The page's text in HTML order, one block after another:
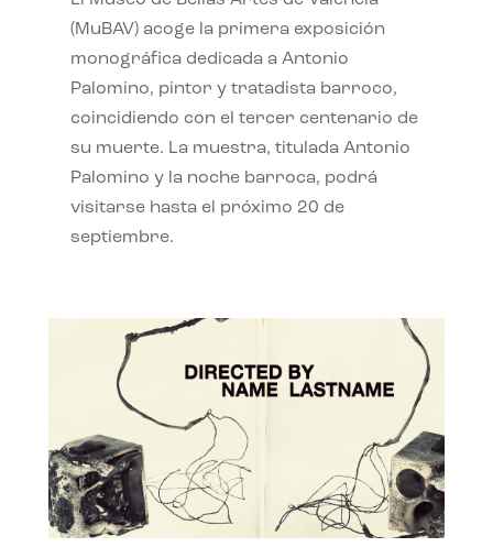
(MuBAV) acoge la primera exposición
monográfica dedicada a Antonio
Palomino, pintor y tratadista barroco,
coincidiendo con el tercer centenario de
su muerte. La muestra, titulada Antonio
Palomino y la noche barroca, podrá
visitarse hasta el próximo 20 de
septiembre.